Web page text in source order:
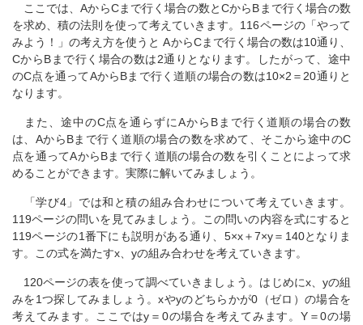
ここでは、AからCまで行く場合の数とCからBまで行く場合の数
を求め、積の法則を使って考えていきます。116ページの「やって
みよう！」の考え方を使うと AからCまで行く場合の数は10通り、
CからBまで行く場合の数は2通りとなります。したがって、途中
のC点を通ってAからBまで行く道順の場合の数は10×2＝20通りと
なります。
また、途中のC点を通らずにAからBまで行く道順の場合の数
は、AからBまで行く道順の場合の数を求めて、そこから途中のC
点を通ってAからBまで行く道順の場合の数を引くことによって求
めることができます。実際に解いてみましょう。
「学び4」では和と積の組み合わせについて考えていきます。
119ページの問いを見てみましょう。この問いの内容を式にすると
119ページの1番下にも説明がある通り、5×x＋7×y＝140となりま
す。この式を満たすx、yの組み合わせを考えていきます。
120ページの表を使って調べていきましょう。はじめにx、yの組
みを1つ探してみましょう。xやyのどちらかが0（ゼロ）の場合を
考えてみます。ここではy＝0の場合を考えてみます。Y＝0の場